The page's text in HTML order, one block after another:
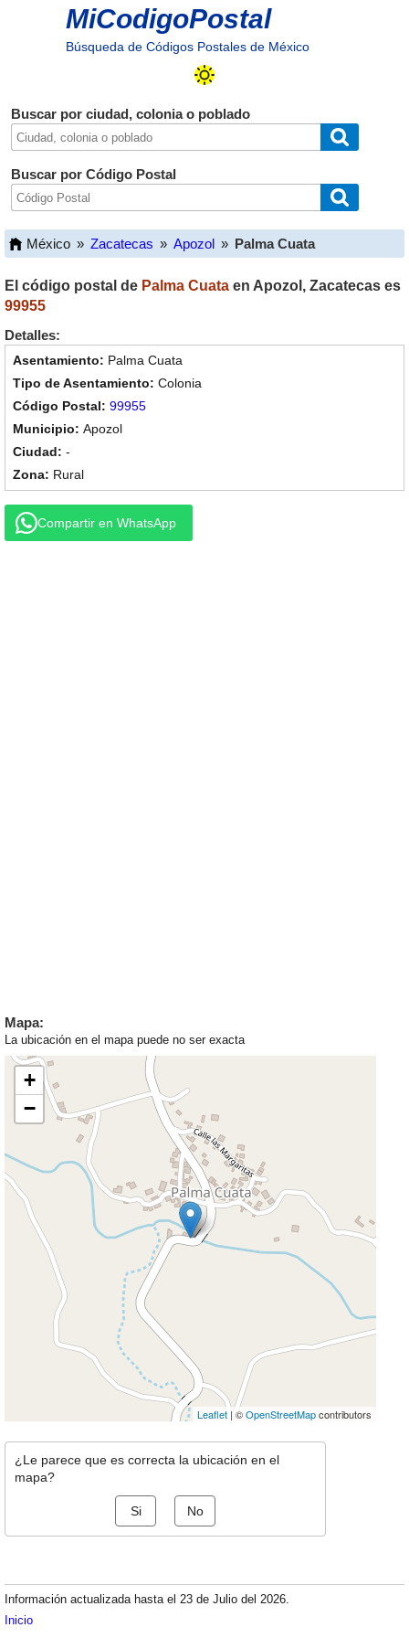
MiCodigoPostal
Búsqueda de Códigos Postales de México
Buscar por ciudad, colonia o poblado
Buscar por Código Postal
México » Zacatecas » Apozol » Palma Cuata
El código postal de Palma Cuata en Apozol , Zacatecas es
99955
Detalles:
Palma Cuata
Colonia
99955
Apozol
-
Rural
Compartir en WhatsApp
Mapa:
La ubicación en el mapa puede no ser exacta
+
−
Leaflet | ©OpenStreetMapcontributors
¿Le parece que es correcta la ubicación en el
mapa?
Si No
Información actualizada hasta el 23 de Julio del 2026.
Inicio